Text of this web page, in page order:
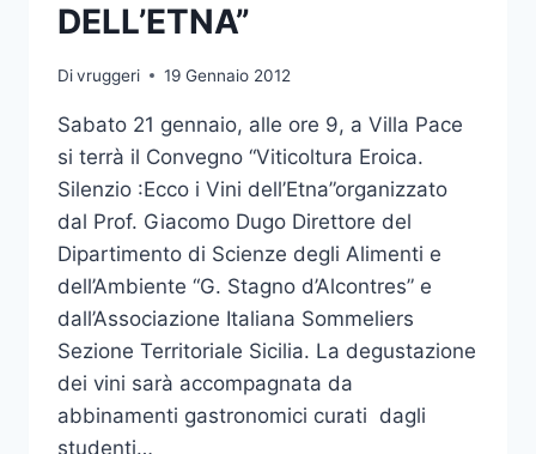
DELL’ETNA”
Divruggeri 19 Gennaio 2012
Sabato 21 gennaio, alle ore 9, a Villa Pace
si terrà il Convegno “Viticoltura Eroica.
Silenzio :Ecco i Vini dell’Etna”organizzato
dal Prof. Giacomo Dugo Direttore del
Dipartimento di Scienze degli Alimenti e
dell’Ambiente “G. Stagno d’Alcontres” e
dall’Associazione Italiana Sommeliers
Sezione Territoriale Sicilia. La degustazione
dei vini sarà accompagnata da
abbinamenti gastronomici curati dagli
studenti…